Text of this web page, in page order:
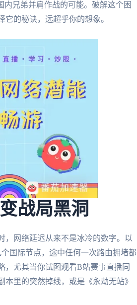
兄弟并肩作战的可能。破解这个困
的秘诀，远超乎你的想象。
战局黑洞
，网络延迟从来不是冰冷的数字。以
国际节点，途中任何一次路由拥堵都
，尤其当你试图观看B站赛事直播同
里的突然掉线，或是《永劫无站》